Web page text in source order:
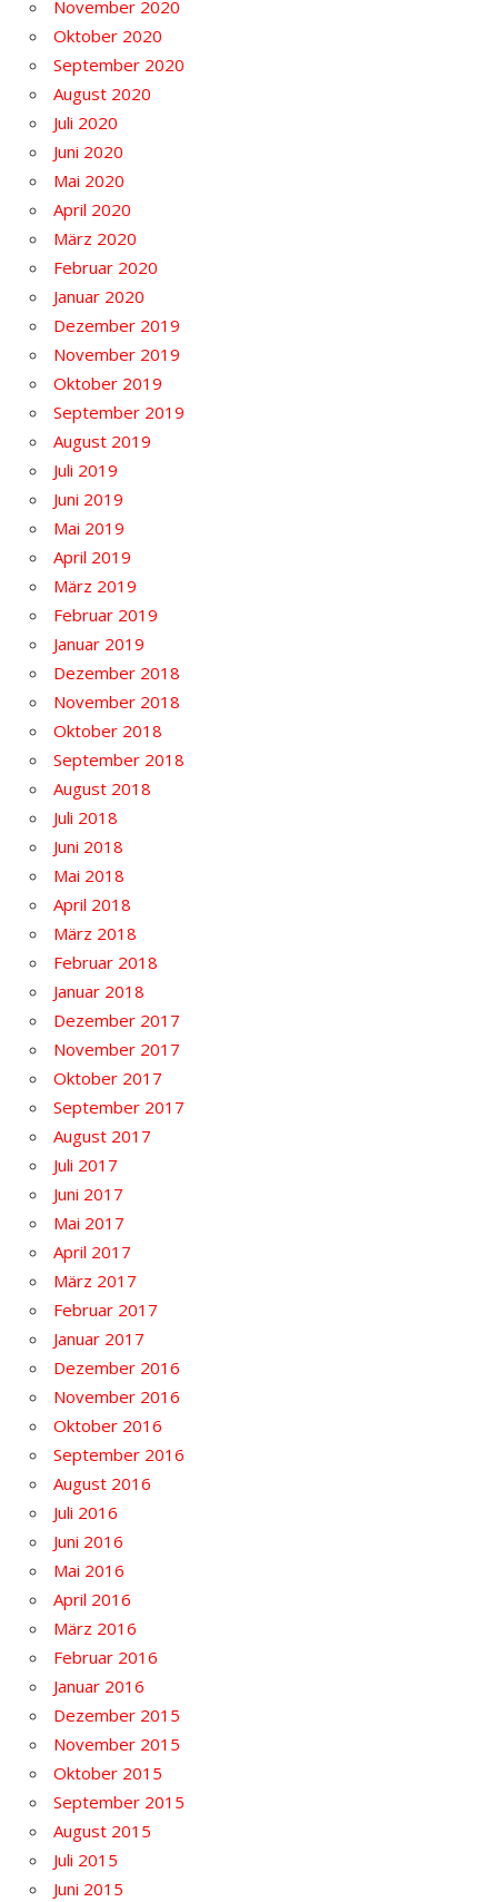
November 2020
Oktober 2020
September 2020
August 2020
Juli 2020
Juni 2020
Mai 2020
April 2020
März 2020
Februar 2020
Januar 2020
Dezember 2019
November 2019
Oktober 2019
September 2019
August 2019
Juli 2019
Juni 2019
Mai 2019
April 2019
März 2019
Februar 2019
Januar 2019
Dezember 2018
November 2018
Oktober 2018
September 2018
August 2018
Juli 2018
Juni 2018
Mai 2018
April 2018
März 2018
Februar 2018
Januar 2018
Dezember 2017
November 2017
Oktober 2017
September 2017
August 2017
Juli 2017
Juni 2017
Mai 2017
April 2017
März 2017
Februar 2017
Januar 2017
Dezember 2016
November 2016
Oktober 2016
September 2016
August 2016
Juli 2016
Juni 2016
Mai 2016
April 2016
März 2016
Februar 2016
Januar 2016
Dezember 2015
November 2015
Oktober 2015
September 2015
August 2015
Juli 2015
Juni 2015